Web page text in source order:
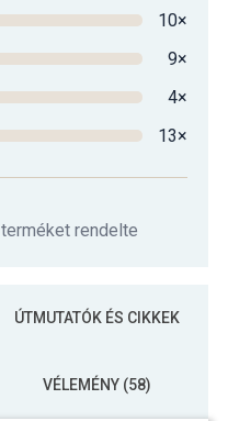
10×
9×
4×
13×
rendelte
ÚTMUTATÓK ÉS CIKKEK
VÉLEMÉNY (58)